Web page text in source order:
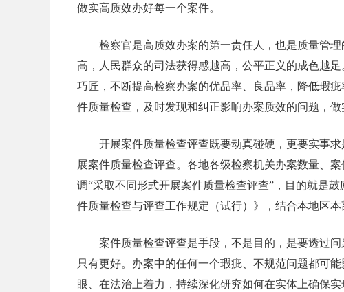
做实高质效办好每一个案件。
检察官是高质效办案的第一责任人，也是质量管
高，人民群众的司法获得感越高，公平正义的成色越
巧匠，不断提高检察办案的优品率、良品率，降低瑕
件质量检查，及时发现和纠正影响办案质效的问题，
开展案件质量检查评查既要动真碰硬，更要实事
展案件质量检查评查。各地各级检察机关办案数量、
调“采取不同形式开展案件质量检查评查”，目的就是
件质量检查与评查工作规定（试行）》，结合本地区
案件质量检查评查是手段，不是目的，是要透过
只有更好。办案中的任何一个瑕疵、不规范问题都可
眼、在法治上着力，持续深化研究如何在实体上确保